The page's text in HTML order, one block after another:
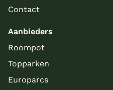
Contact
Aanbieders
Roompot
Topparken
Europarcs